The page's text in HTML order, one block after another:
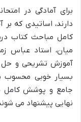
برای آمادگی در
دارند، اساتیدی که
کامل مباحث کتاب
میان، استاد عباس
آموزش تشریحی و حل
بسیار خوبی محسوب
جامع و پوشش کامل
نهایی پیشنهاد می